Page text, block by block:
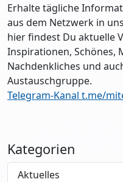
Erhalte tägliche
aus dem Netzwerk in
hier findest Du aktuelle
Inspirationen, Schönes,
Nachdenkliches und
Austauschgruppe.
Telegram-Kanal t.me/
Kategorien
Aktuelles